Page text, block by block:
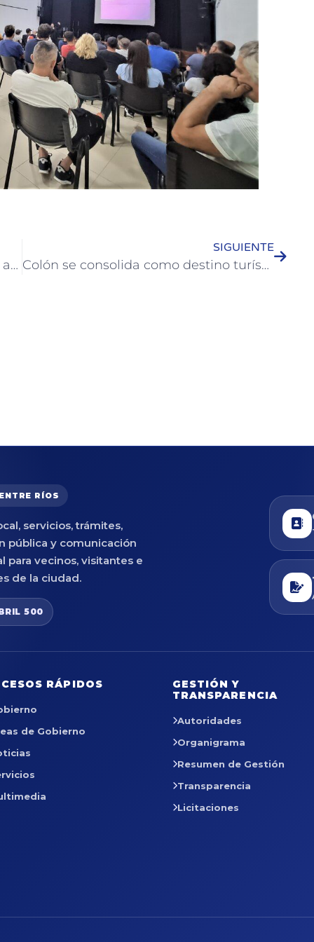
Más de 200 personas se inscribieron al curso municipal de Lengua de Señas
SIGUIENTE
Colón se consolida como destino turístico de referencia a nivel nacional
RÍOS
servicios, trámites,
pública y comunicación
para vecinos, visitantes e
de la ciudad.
500
RÁPIDOS
de Gobierno
GESTIÓN Y
TRANSPARENCIA
Autoridades
Organigrama
Resumen de Gestión
Transparencia
Licitaciones